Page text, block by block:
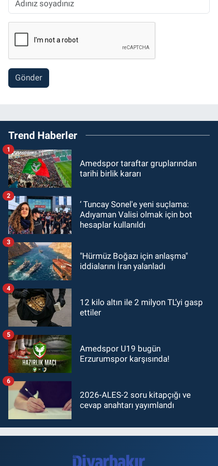
Gönder
Trend Haberler
Amedspor taraftar gruplarından
tarihi birlik kararı
1
‘ Tuncay Sonel'e yeni suçlama:
Adıyaman Valisi olmak için bot
hesaplar kullanıldı
2
"Hürmüz Boğazı için anlaşma"
iddialarını İran yalanladı
3
12 kilo altın ile 2 milyon TL’yi gasp
ettiler
4
Amedspor U19 bugün
Erzurumspor karşısında!
5
2026-ALES-2 soru kitapçığı ve
cevap anahtarı yayımlandı
6